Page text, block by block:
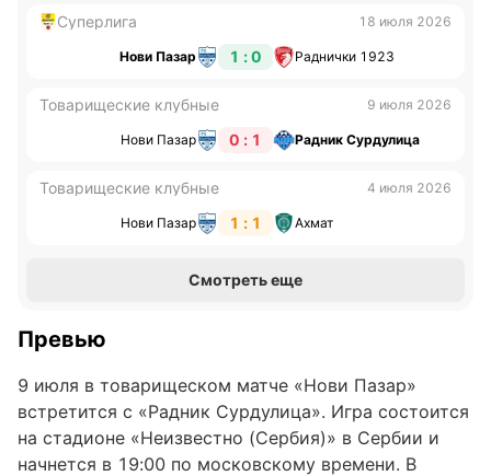
Суперлига 18 июля 2026
Нови Пазар 1 : 0 Раднички 1923
Товарищеские клубные 9 июля 2026
Нови Пазар 0 : 1 Радник Сурдулица
Товарищеские клубные 4 июля 2026
Нови Пазар 1 : 1 Ахмат
Смотреть еще
Превью
9 июля в товарищеском матче «Нови Пазар»
встретится с «Радник Сурдулица». Игра состоится
на стадионе «Неизвестно (Сербия)» в Сербии и
начнется в 19:00 по московскому времени. В